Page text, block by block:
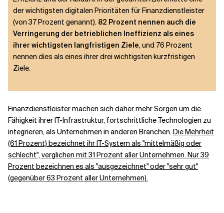
der wichtigsten digitalen Prioritäten für Finanzdienstleister
(von 37 Prozent genannt). 82 Prozent nennen auch die
Verringerung der betrieblichen Ineffizienz als eines
ihrer wichtigsten langfristigen Ziele, und 76 Prozent
nennen dies als eines ihrer drei wichtigsten kurzfristigen
Ziele.
Finanzdienstleister machen sich daher mehr Sorgen um die
Fähigkeit ihrer IT-Infrastruktur, fortschrittliche Technologien zu
integrieren, als Unternehmen in anderen Branchen.Die Mehrheit
(61 Prozent) bezeichnet ihr IT-System als "mittelmäßig oder
schlecht", verglichen mit 31 Prozent aller Unternehmen. Nur 39
Prozent bezeichnen es als "ausgezeichnet" oder "sehr gut"
(gegenüber 63 Prozent aller Unternehmen).